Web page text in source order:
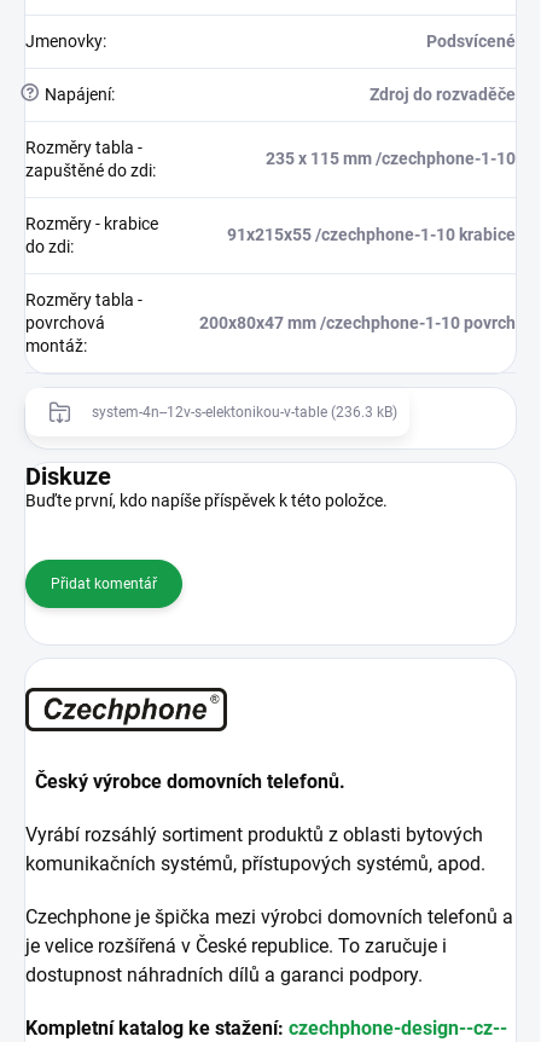
Jmenovky: Podsvícené
? Napájení: Zdroj do rozvaděče
Rozměry tabla -
zapuštěné do zdi:
235 x 115 mm /czechphone-1-10
Rozměry - krabice
do zdi:
91x215x55 /czechphone-1-10 krabice
Rozměry tabla -
povrchová
montáž:
200x80x47 mm /czechphone-1-10 povrch
system-4n--12v-s-elektonikou-v-table (236.3 kB)
Diskuze
Buďte první, kdo napíše příspěvek k této položce.
Přidat komentář
Český výrobce domovních telefonů.
Vyrábí rozsáhlý sortiment produktů z oblasti bytových
komunikačních systémů, přístupových systémů, apod.
Czechphone je špička mezi výrobci domovních telefonů a
je velice rozšířená v České republice. To zaručuje i
dostupnost náhradních dílů a garanci podpory.
Kompletní katalog ke stažení: czechphone-design--cz--